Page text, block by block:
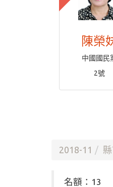
陳榮
中國國民
2號
2018-11
名額：13